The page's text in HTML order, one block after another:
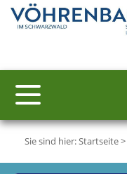
Sie sind hier:Startseite>